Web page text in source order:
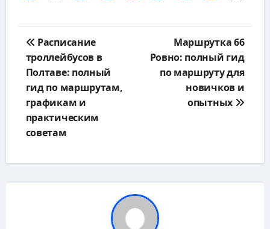
по
записям
Расписание
троллейбусов в
Полтаве: полный
гид по маршрутам,
графикам и
практическим
советам
Маршрутка 66
Ровно: полный гид
по маршруту для
новичков и
опытных